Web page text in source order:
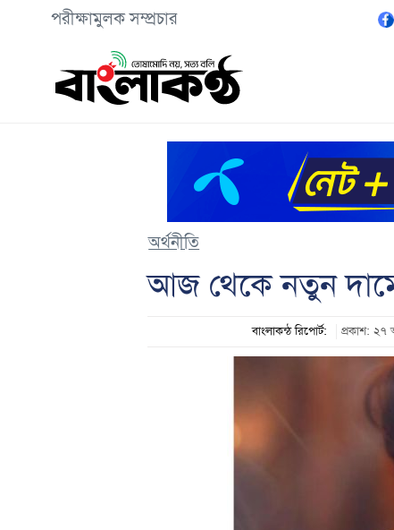
পরীক্ষামুলক সম্প্রচার
অর্থনীতি
আজ থেকে নতুন দামে
বাংলাকন্ঠ রিপোর্ট: প্রকাশ: